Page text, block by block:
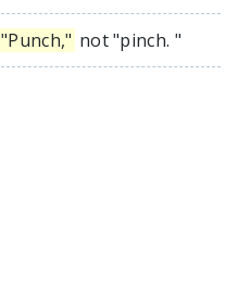
"Punch," not "pinch. "